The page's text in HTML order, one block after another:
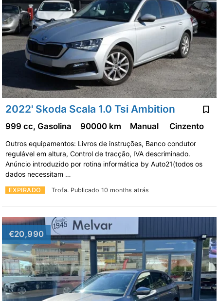
2022' Skoda Scala 1.0 Tsi Ambition
EXPIRADO Trofa. Publicado 10 months atrás
999 cc, Gasolina 90000 km Manual Cinzento
Outros equipamentos: Livros de instruções, Banco condutor
regulável em altura, Control de tracção, IVA descriminado.
Anúncio introduzido por rotina informática by Auto21(todos os
dados necessitam …
€20,990